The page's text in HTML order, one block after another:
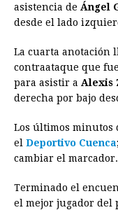
asistencia de Ángel
desde el lado
La cuarta anotación
contraataque que
para asistir a Alexis
derecha por bajo
Los últimos minutos
el Deportivo Cuenca
cambiar el marcador.
Terminado el
el mejor jugador del